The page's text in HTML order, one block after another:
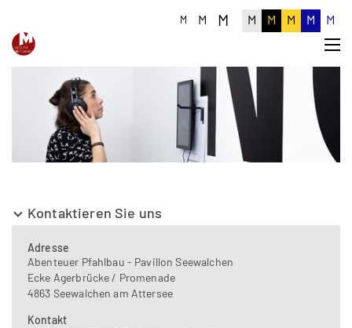
M M M M M M M M
Kontaktieren Sie uns
Adresse
Abenteuer Pfahlbau - Pavillon Seewalchen
Ecke Agerbrücke / Promenade
4863 Seewalchen am Attersee
Kontakt